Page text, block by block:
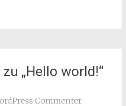
„Hello world!“
Commenter